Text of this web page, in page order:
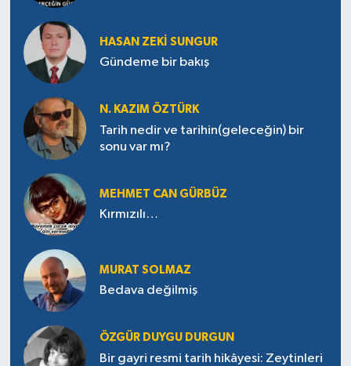
HASAN ZEKI SUNGUR
Gündeme bir bakış
N. KAZIM ÖZTÜRK
Tarih nedir ve tarihin(geleceğin) bir
sonu var mı?
MEHMET CAN GÜRBÜZ
Kırmızılı…
MURAT SOLMAZ
Bedava değilmiş
ÖZGÜR DUYGU DURGUN
Bir gayri resmi tarih hikâyesi: Zeytinleri